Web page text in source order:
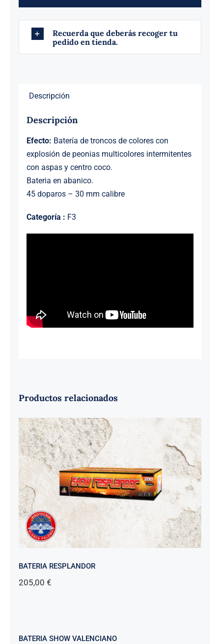
Recuerda que deberás recoger tu
pedido en tienda.
Descripción
Descripción
Efecto: Batería de troncos de colores con
explosión de peonias multicolores intermitentes
con aspas y centro coco.
Bateria en abanico.
45 doparos – 30 mm calibre
Categoría : F3
Productos relacionados
BATERIA RESPLANDOR
205,00 €
BATERIA SHOW VALENCIANO